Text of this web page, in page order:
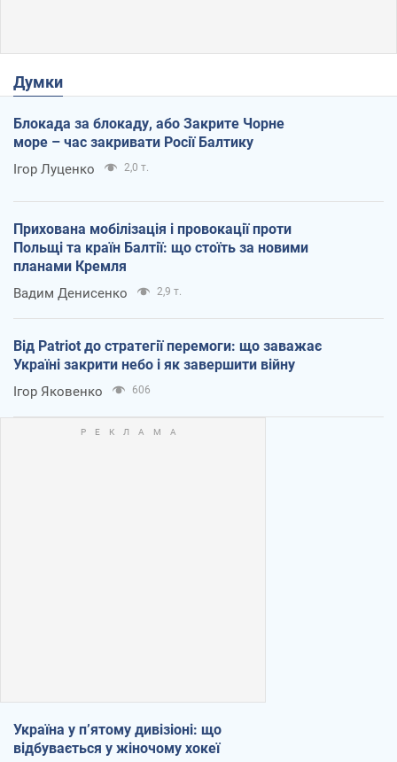
Думки
Блокада за блокаду, або Закрите Чорне
море – час закривати Росії Балтику
Ігор Луценко 2,0 т.
Прихована мобілізація і провокації проти
Польщі та країн Балтії: що стоїть за новими
планами Кремля
Вадим Денисенко 2,9 т.
Від Patriot до стратегії перемоги: що заважає
Україні закрити небо і як завершити війну
Ігор Яковенко 606
Україна у п’ятому дивізіоні: що
відбувається у жіночому хокеї